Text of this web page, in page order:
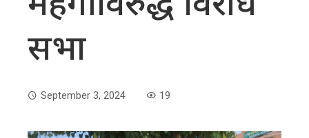
सभा
September 3, 2024 19